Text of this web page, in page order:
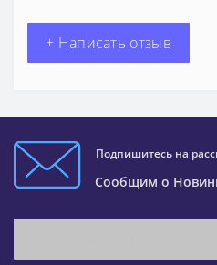
+ Написать отзыв
Подпишитесь на
Сообщим о